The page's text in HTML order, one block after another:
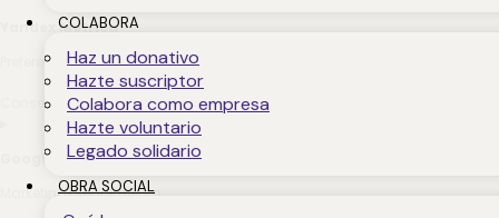
COLABORA
Haz un donativo
Hazte suscriptor
Colabora como empresa
Hazte voluntario
Legado solidario
OBRA SOCIAL
Yandex Metrica
Preferencias
Consent to service yandex-metrica
Google Adsense
Marketing/Seguimiento